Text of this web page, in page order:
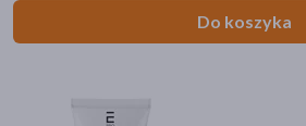
Do koszyka